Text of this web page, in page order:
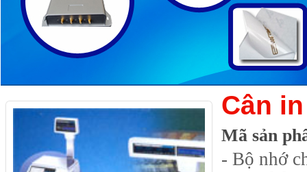
Cân
Mã sản
- Bộ nhớ